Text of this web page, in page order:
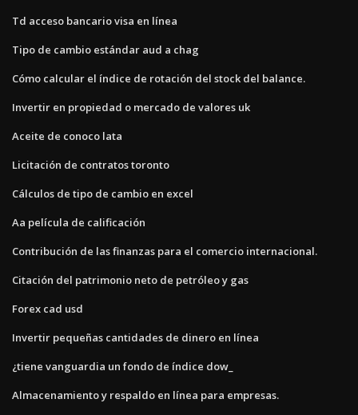
Td acceso bancario visa en línea
Tipo de cambio estándar aud a chag
Cómo calcular el índice de rotación del stock del balance.
Invertir en propiedad o mercado de valores uk
Aceite de conoco lata
Licitación de contratos toronto
Cálculos de tipo de cambio en excel
Aa película de calificación
Contribución de las finanzas para el comercio internacional.
Citación del patrimonio neto de petróleo y gas
Forex cad usd
Invertir pequeñas cantidades de dinero en línea
¿tiene vanguardia un fondo de índice dow_
Almacenamiento y respaldo en línea para empresas.